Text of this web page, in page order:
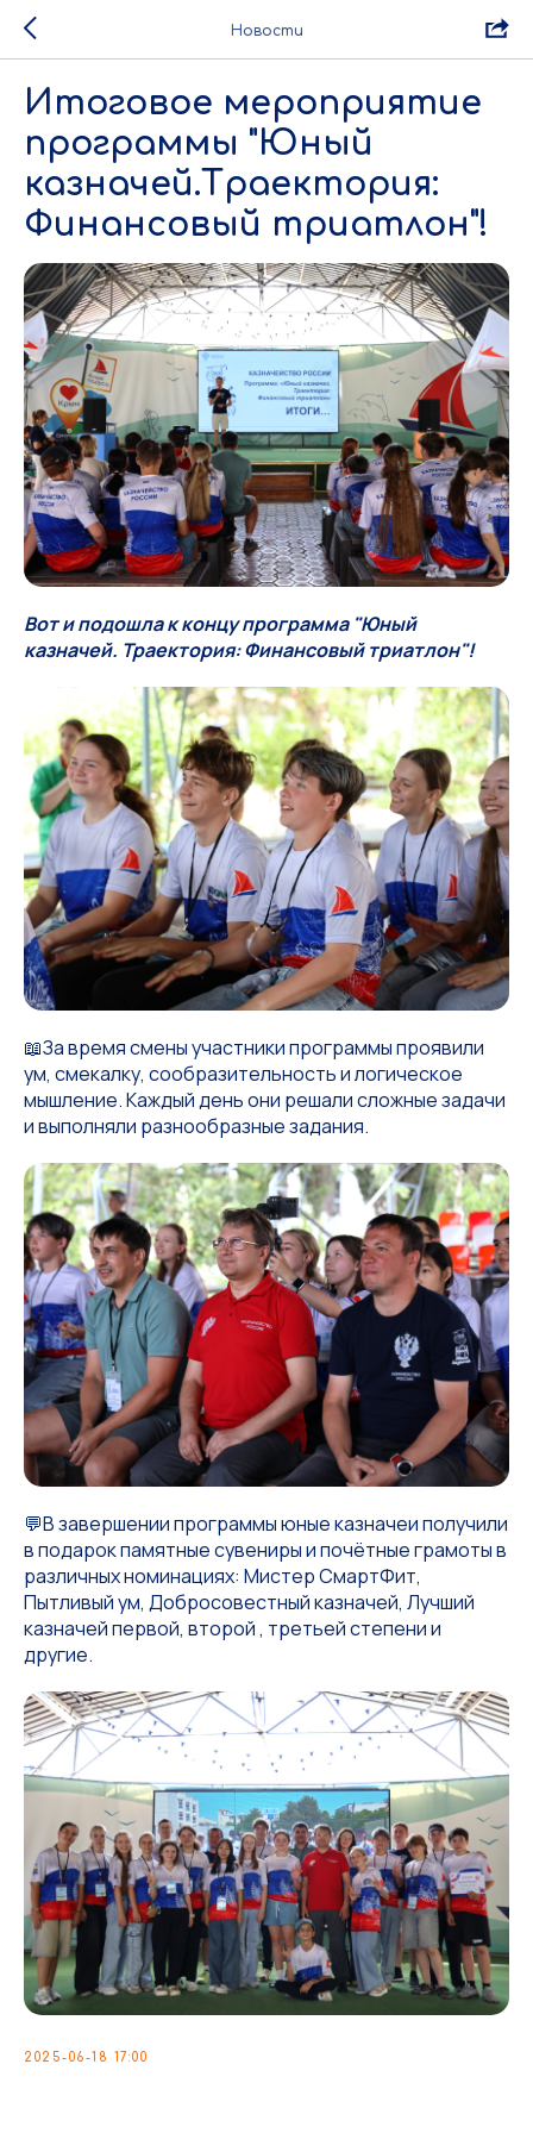
Новости
Итоговое мероприятие
программы "Юный
казначей.Траектория:
Финансовый триатлон"!
Вот и подошла к концу программа "Юный
казначей. Траектория: Финансовый триатлон"!
📖За время смены участники программы проявили
ум, смекалку, сообразительность и логическое
мышление. Каждый день они решали сложные задачи
и выполняли разнообразные задания.
💬В завершении программы юные казначеи получили
в подарок памятные сувениры и почётные грамоты в
различных номинациях: Мистер СмартФит,
Пытливый ум, Добросовестный казначей, Лучший
казначей первой, второй , третьей степени и
другие.
2025-06-18 17:00